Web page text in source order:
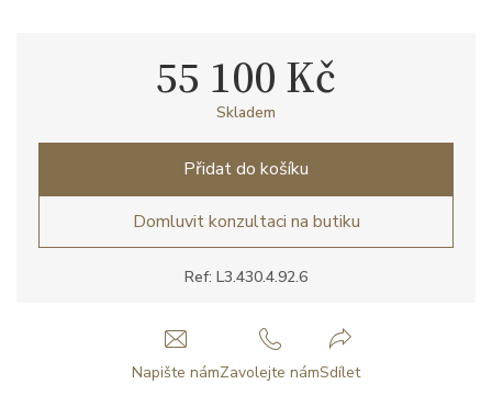
Ref: L3.430.4.92.6
55 100 Kč
Skladem
Přidat do košíku
Domluvit konzultaci na butiku
Napište námZavolejte námSdílet